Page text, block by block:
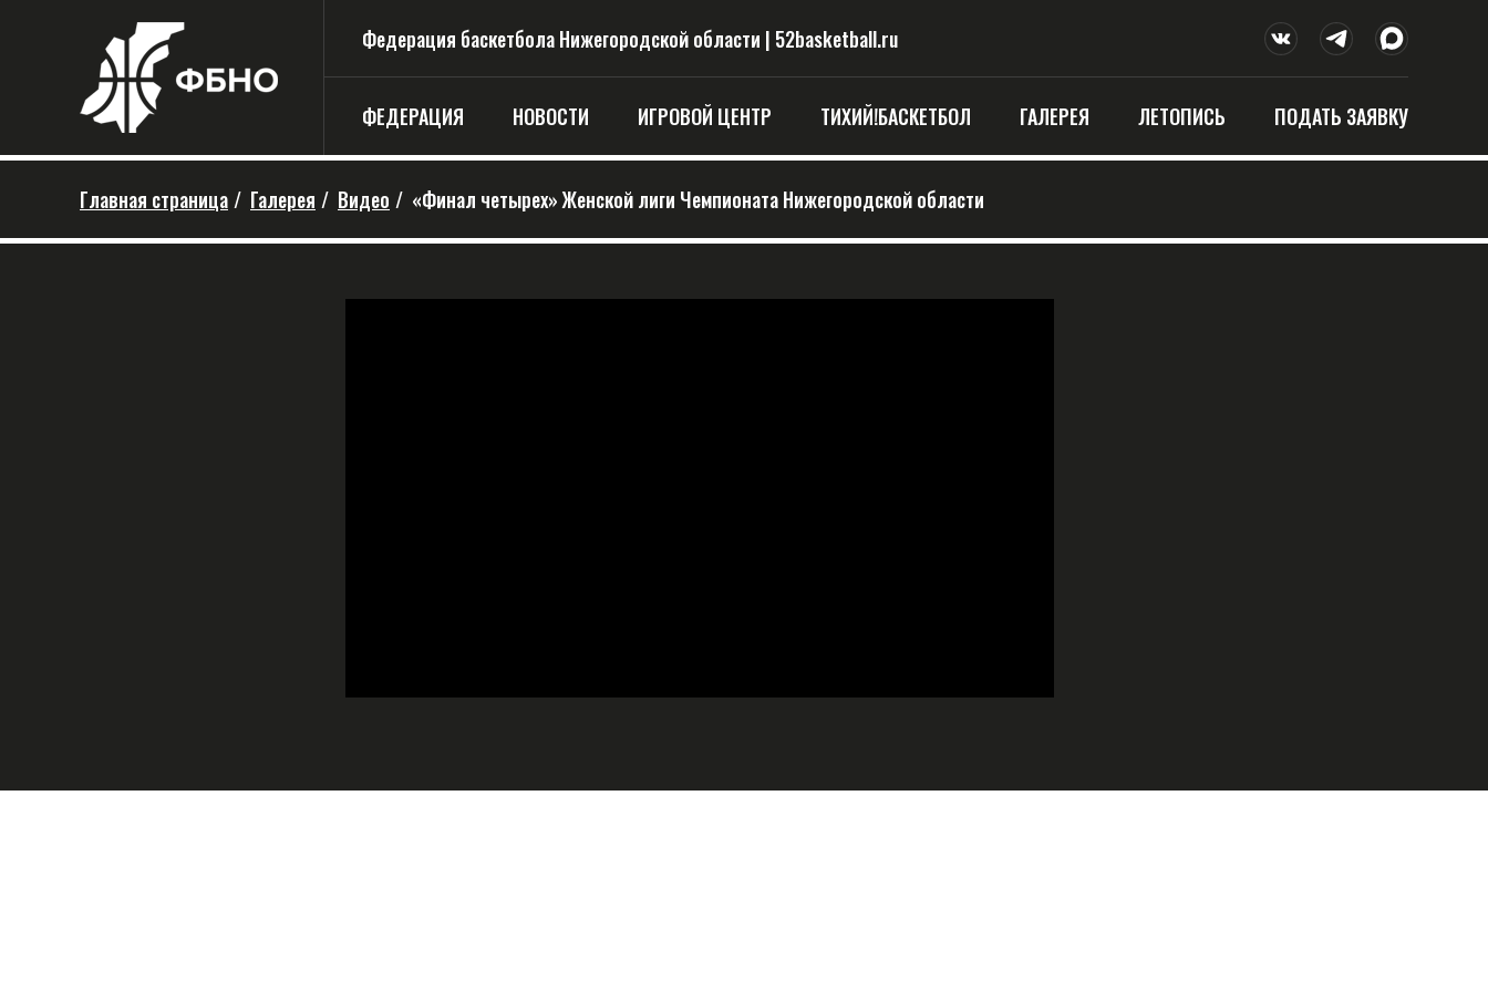
Федерация баскетбола Нижегородской области | 52basketball.ru
ФЕДЕРАЦИЯ НОВОСТИ ИГРОВОЙ ЦЕНТР ТИХИЙ!БАСКЕТБОЛ ГАЛЕРЕЯ ЛЕТОПИСЬ ПОДАТЬ ЗАЯВКУ
Главная страница / Галерея / Видео / «Финал четырех» Женской лиги Чемпионата Нижегородской области